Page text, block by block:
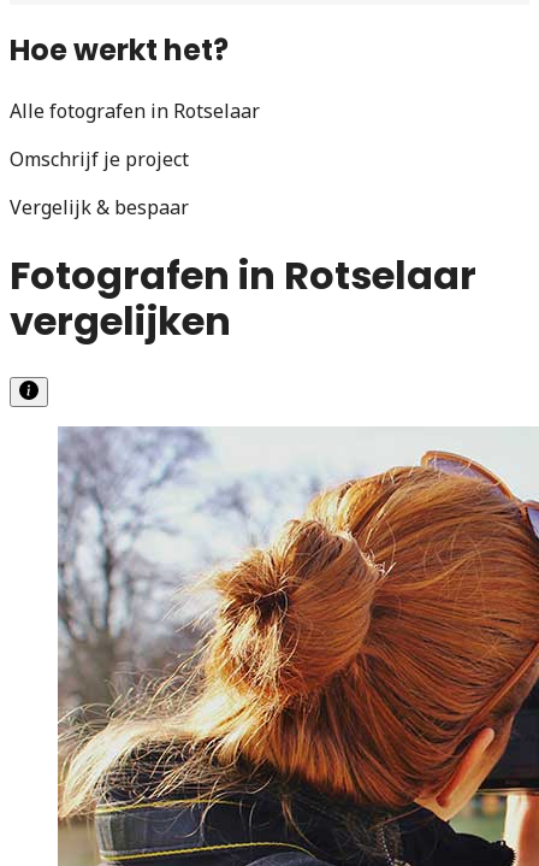
Hoe werkt het?
Alle fotografen in Rotselaar
Omschrijf je project
Vergelijk & bespaar
Fotografen in Rotselaar
vergelijken